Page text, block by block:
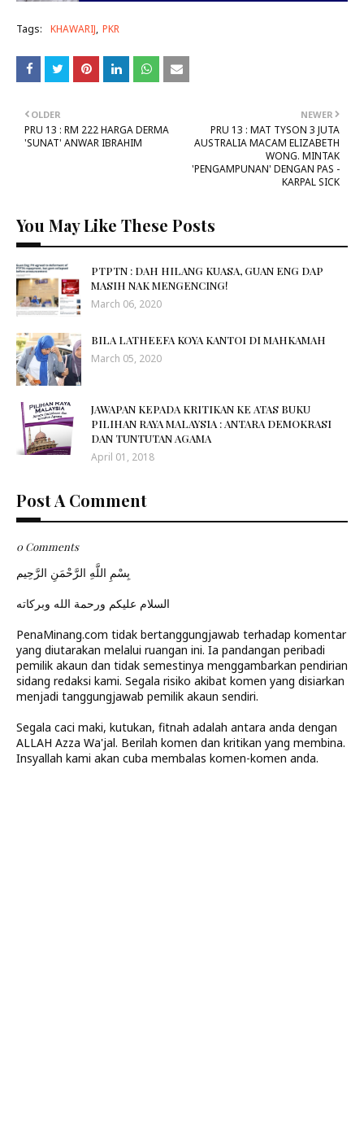
Tags: KHAWARIJ PKR
NEWER
PRU 13 : MAT TYSON 3 JUTA
AUSTRALIA MACAM ELIZABETH
WONG. MINTAK
'PENGAMPUNAN' DENGAN PAS -
KARPAL SICK
OLDER
PRU 13 : RM 222 HARGA DERMA
'SUNAT' ANWAR IBRAHIM
You May Like These Posts
PTPTN : DAH HILANG KUASA, GUAN ENG DAP
MASIH NAK MENGENCING!
March 06, 2020
BILA LATHEEFA KOYA KANTOI DI MAHKAMAH
March 05, 2020
JAWAPAN KEPADA KRITIKAN KE ATAS BUKU
PILIHAN RAYA MALAYSIA : ANTARA DEMOKRASI
DAN TUNTUTAN AGAMA
April 01, 2018
Post A Comment
0 Comments
بِسْمِ اللَّهِ الرَّحْمَنِ الرَّحِيم
السلام عليكم ورحمة الله وبركاته
PenaMinang.com tidak bertanggungjawab terhadap komentar
yang diutarakan melalui ruangan ini. Ia pandangan peribadi
pemilik akaun dan tidak semestinya menggambarkan pendirian
sidang redaksi kami. Segala risiko akibat komen yang disiarkan
menjadi tanggungjawab pemilik akaun sendiri.
Segala caci maki, kutukan, fitnah adalah antara anda dengan
ALLAH Azza Wa'jal. Berilah komen dan kritikan yang membina.
Insyallah kami akan cuba membalas komen-komen anda.